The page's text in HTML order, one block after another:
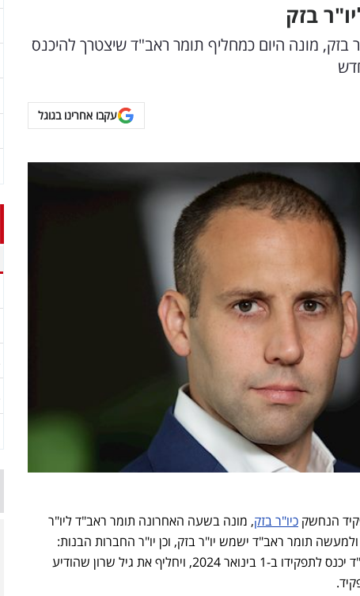
בזק
מונה היום כמחליף תומר ראב"ד שיצטרך להיכנס
עקבו אחרינו בגוגל
הנחשק כיו"ר בזק, מונה בשעה האחרונה תומר ראב"ד ליו"ר
ולמעשה תומר ראב"ד ישמש יו"ר בזק, וכן יו"ר החברות הבנות:
פלאפון, yes, בזק בינלאומי ובזק אונליין. ראב"ד יכנס לתפקידו ב-1 בינואר 2024, ויחליף את גיל שרון שהודיע